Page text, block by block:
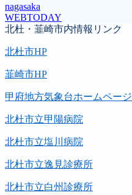
nagasaka
WEBTODAY
北杜・韮崎市内情報リンク
北杜市HP
韮崎市HP
甲府地方気象台ホームページ
北杜市立甲陽病院
北杜市立塩川病院
北杜市立逸見診療所
北杜市立白州診療所